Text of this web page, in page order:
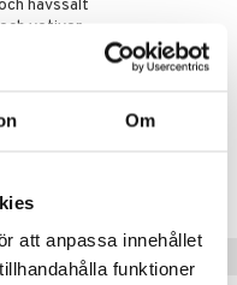
Om
att anpassa innehållet
funktioner
havssalt
vetiver